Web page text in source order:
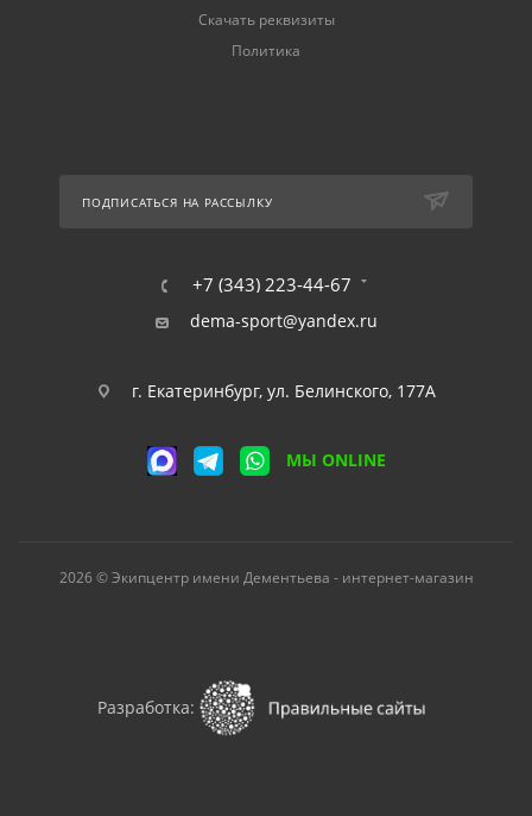
Скачать реквизиты
Политика
ПОДПИСАТЬСЯ НА РАССЫЛКУ
+7 (343) 223-44-67
dema-sport@yandex.ru
г. Екатеринбург, ул. Белинского, 177А
МЫ ONLINE
2026 © Экипцентр имени Дементьева - интернет-магазин
Разработка: